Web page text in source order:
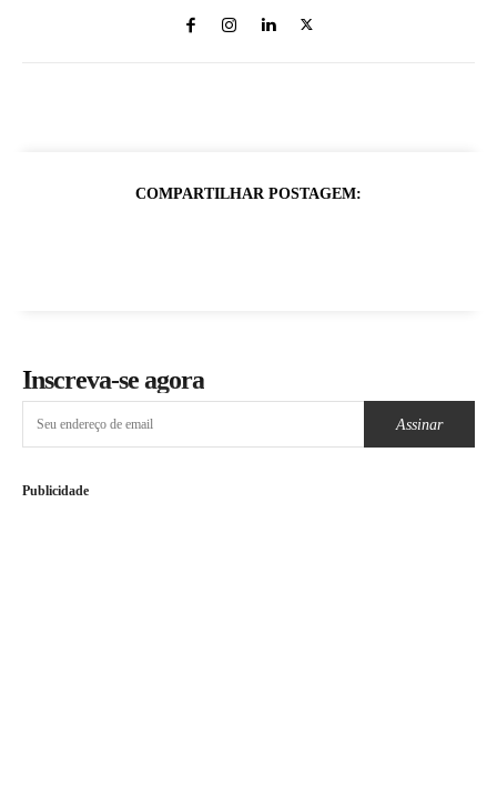
COMPARTILHAR POSTAGEM:
Inscreva-se agora
Assinar
Publicidade